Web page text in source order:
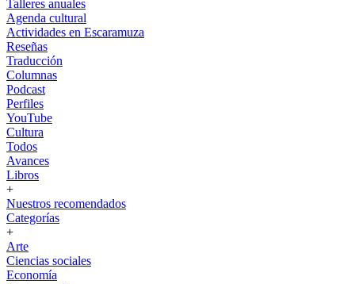
Talleres anuales
Agenda cultural
Actividades en Escaramuza
Reseñas
Traducción
Columnas
Podcast
Perfiles
YouTube
Cultura
Todos
Avances
Libros
+
Nuestros recomendados
Categorías
+
Arte
Ciencias sociales
Economía